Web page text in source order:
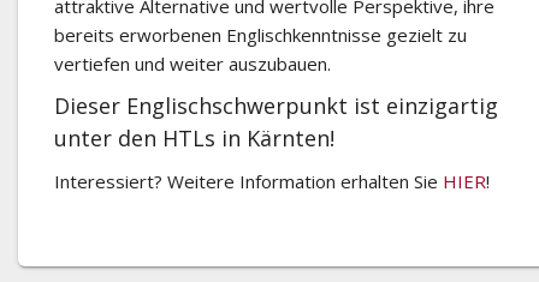
attraktive Alternative und wertvolle Perspektive, ihre
bereits erworbenen Englischkenntnisse gezielt zu
vertiefen und weiter auszubauen.
Dieser Englischschwerpunkt ist einzigartig
unter den HTLs in Kärnten!
Interessiert? Weitere Information erhalten Sie HIER!